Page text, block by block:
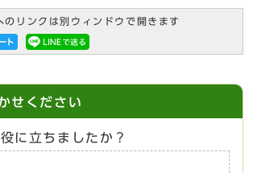
のリンクは別ウィンドウで開きます
せください
に立ちましたか？